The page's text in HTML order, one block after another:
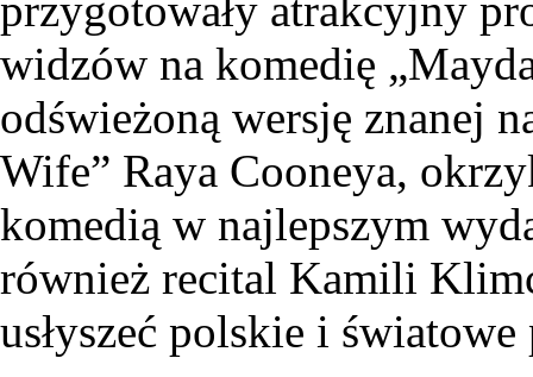
widzów na komedię
odświeżoną wersję znanej
Wife” Raya Cooneya,
komedią w najlepszym
również recital Kamili
usłyszeć polskie i